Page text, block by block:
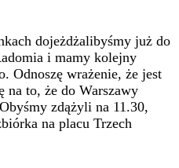
dojeżdżalibyśmy już do
i mamy kolejny
Odnoszę wrażenie, że jest
na to, że do Warszawy
zdążyli na 11.30,
na placu Trzech